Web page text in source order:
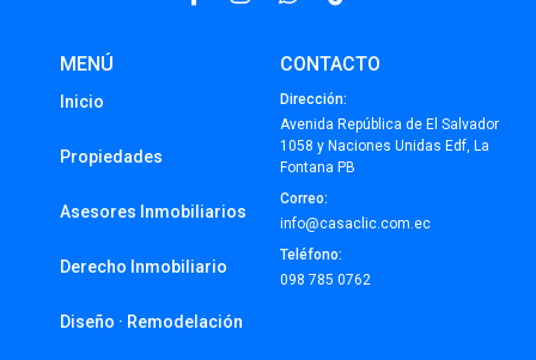
MENÚ
Inicio
Propiedades
Asesores Inmobiliarios
Derecho Inmobiliario
Diseño · Remodelación
CONTACTO
Dirección:
Avenida República de El Salvador
1058 y Naciones Unidas Edf, La
Fontana PB
Correo:
info@casaclic.com.ec
Teléfono:
098 785 0762